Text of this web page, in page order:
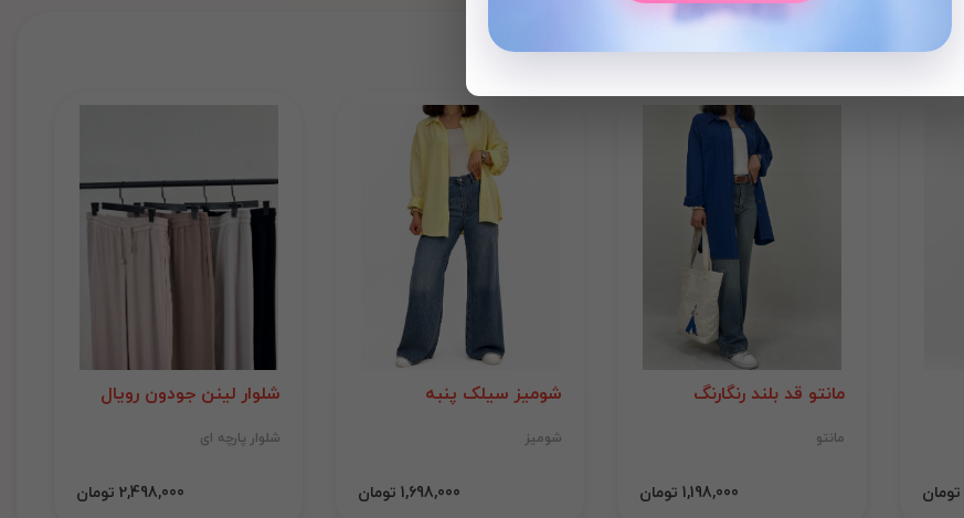
مانتو قد بلند رنگارنگ
مانتو
1,198,000 تومان
شومیز سیلک پنبه
شومیز
1,698,000 تومان
شلوار لینن جودون رویال
شلوار پارچه ای
2,498,000 تومان